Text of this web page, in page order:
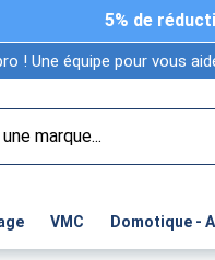
5% de
Une équipe pour vous
VMC Domotique -